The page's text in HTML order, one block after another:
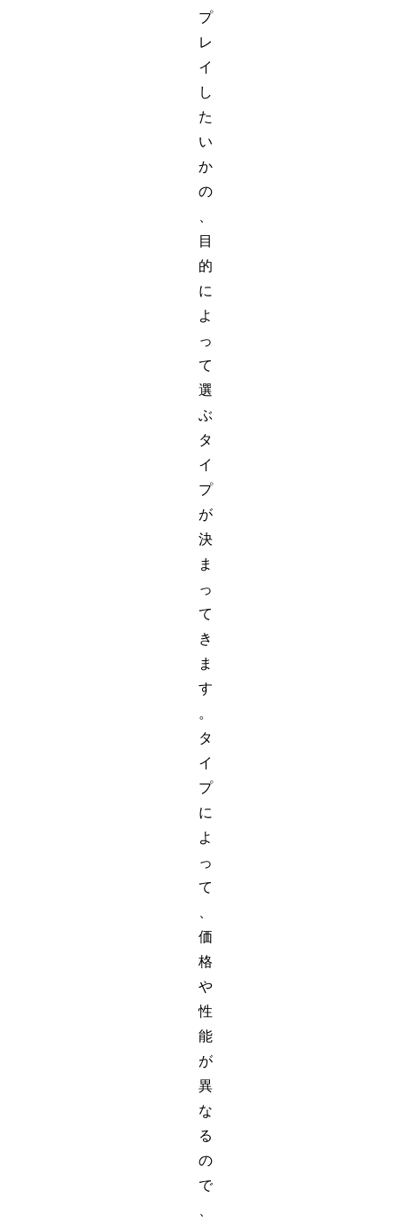
プ
レ
イ
し
た
い
か
の
目
的
に
よ
っ
て
選
ぶ
タ
イ
プ
が
決
ま
っ
て
き
ま
す
。
タ
イ
プ
に
よ
っ
て
価
格
や
性
能
が
異
な
る
の
で